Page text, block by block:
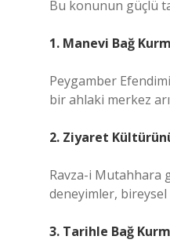
Bu konunun güçlü
1. Manevi Bağ
Peygamber
bir ahlaki merkez
2. Ziyaret
Ravza-i Mutahhara
deneyimler, bireysel
3. Tarihle Bağ